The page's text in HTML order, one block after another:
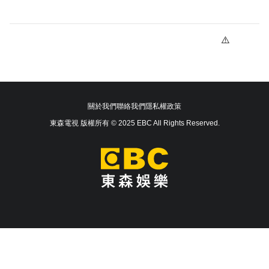
關於我們聯絡我們隱私權政策
東森電視 版權所有 © 2025 EBC All Rights Reserved.